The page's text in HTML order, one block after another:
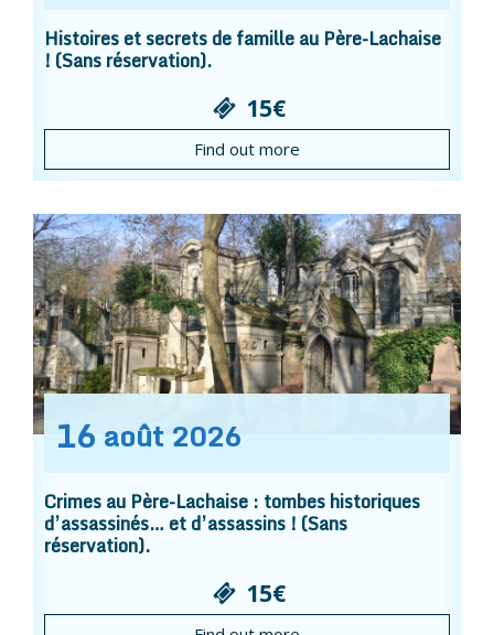
Histoires et secrets de famille au Père-Lachaise
! (Sans réservation).
15€
Find out more
16 août 2026
Crimes au Père-Lachaise : tombes historiques
d’assassinés… et d’assassins ! (Sans
réservation).
15€